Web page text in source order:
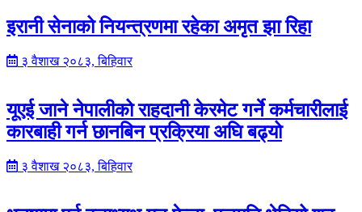
इरानी सेनाको नियन्त्रणमा रहेका अमृत झा रिहा
३ वैशाख २०८३, बिहिवार
यूएई जाने नेपालीको राहदानी केरमेट गर्ने कर्मचारीलाई
कारबाही गर्न छानबिन प्रक्रिया अघि बढ्यो
३ वैशाख २०८३, बिहिवार